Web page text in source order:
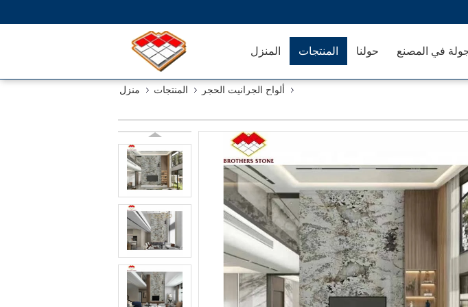
المنزل المنتجات حولنا في المصنع
منزل المنتجات ألواح الجرانيت الحجر